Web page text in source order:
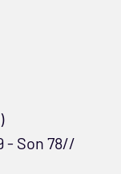
- Son 78//